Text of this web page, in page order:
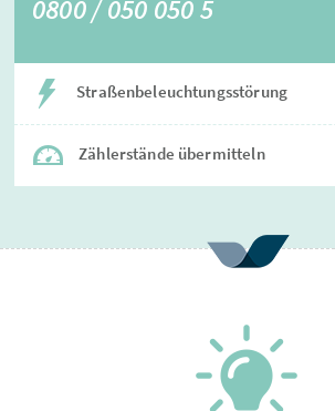
0800 / 050 050 5
Straßenbeleuchtungsstörung
Zählerstände übermitteln